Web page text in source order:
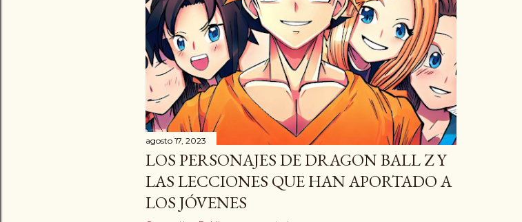
agosto 17, 2023
LOS PERSONAJES DE DRAGON BALL Z Y
LAS LECCIONES QUE HAN APORTADO A
LOS JÓVENES